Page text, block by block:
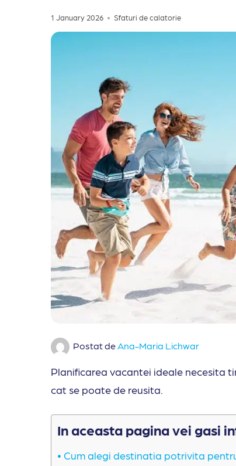
1 January 2026 Sfaturi de calatorie
Postat deAna-Maria Lichwar
Planificarea vacantei ideale necesita
cat se poate de reusita.
In aceasta pagina vei gasi
Cum alegi destinatia potrivita